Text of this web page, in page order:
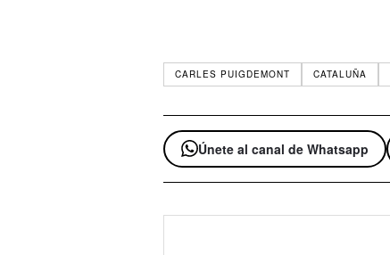
CARLES PUIGDEMONT CATALUÑA
Únete al canal de Whatsapp